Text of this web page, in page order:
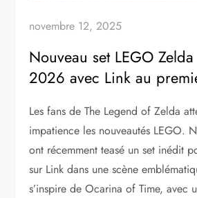
novembre 12, 2025
Nouveau set LEGO
2026 avec Link au
Les fans de The Legend of Zelda
impatience les nouveautés LEGO.
ont récemment teasé un set inédit
sur Link dans une scène
s’inspire de Ocarina of Time, avec